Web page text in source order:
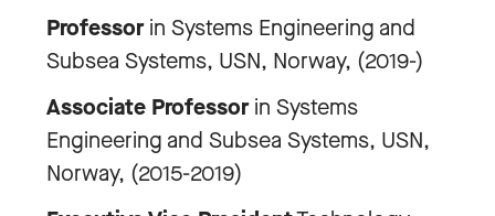
Professorin Systems Engineering and
Subsea Systems, USN, Norway, (2019-)
Associate Professorin Systems
Engineering and Subsea Systems, USN,
Norway, (2015-2019)